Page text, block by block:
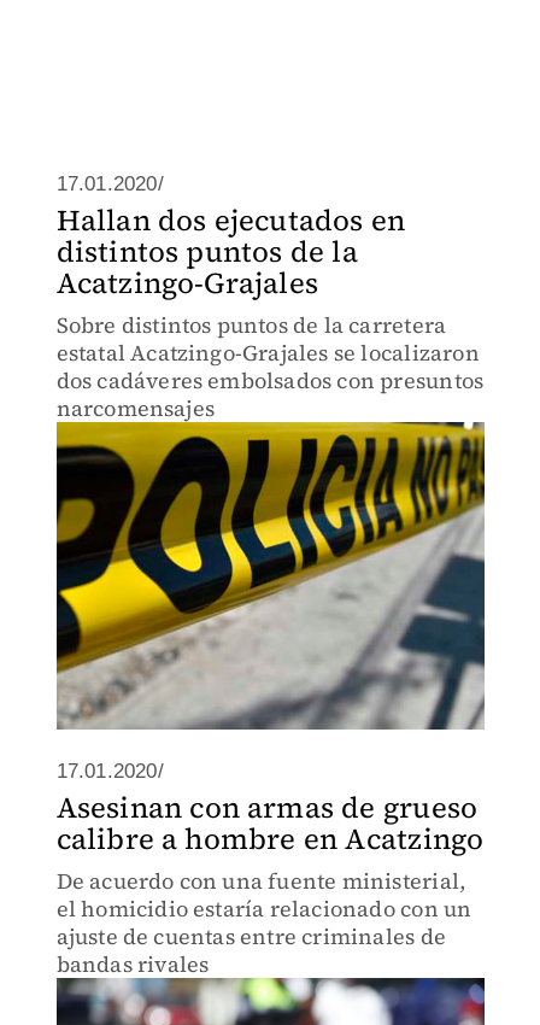
17.01.2020/
Hallan dos ejecutados en
distintos puntos de la
Acatzingo-Grajales
Sobre distintos puntos de la carretera
estatal Acatzingo-Grajales se localizaron
dos cadáveres embolsados con presuntos
narcomensajes
17.01.2020/
Asesinan con armas de grueso
calibre a hombre en Acatzingo
De acuerdo con una fuente ministerial,
el homicidio estaría relacionado con un
ajuste de cuentas entre criminales de
bandas rivales